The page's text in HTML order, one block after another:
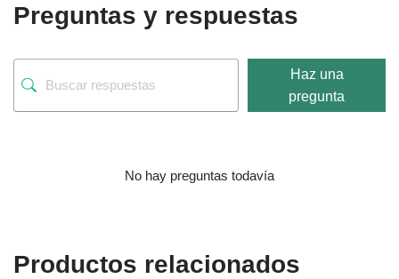
Preguntas y respuestas
Haz una
pregunta
No hay preguntas todavía
Productos relacionados